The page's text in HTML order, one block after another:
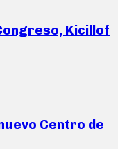
Kicillof
Centro de